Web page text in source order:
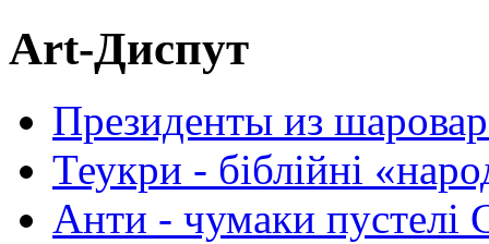
Art-Диспут
Президенты из
Теукри - біблійні
Анти - чумаки пустелі